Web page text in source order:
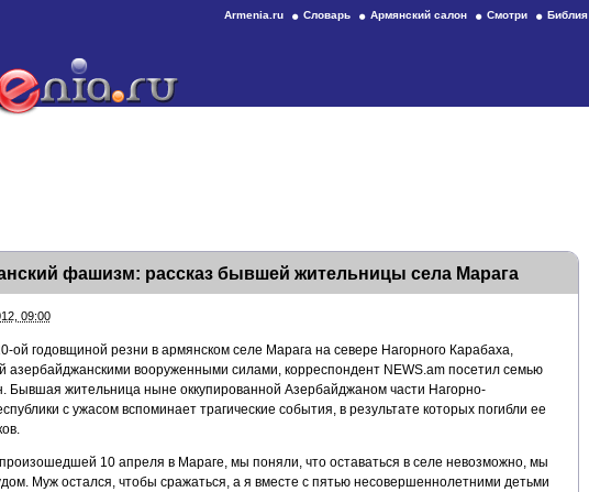
Armenia.ru Словарь Армянский салон Смотри Библия
фашизм: рассказ бывшей жительницы села Марага
09:00
ой годовщиной резни в армянском селе Марага на севере Нагорного Карабаха,
азербайджанскими вооруженными силами, корреспондент NEWS.am посетил семью
Бывшая жительница ныне оккупированной Азербайджаном части Нагорно-
с ужасом вспоминает трагические события, в результате которых погибли ее
10 апреля в Мараге, мы поняли, что оставаться в селе невозможно, мы
Муж остался, чтобы сражаться, а я вместе с пятью несовершеннолетними детьми